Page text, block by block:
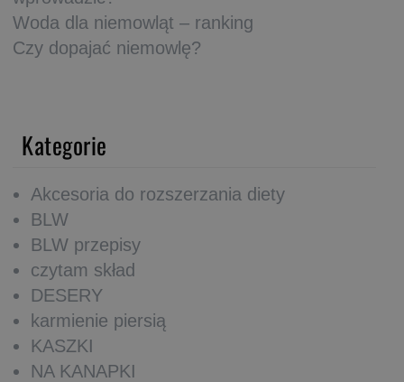
Woda dla niemowląt – ranking
Czy dopajać niemowlę?
Kategorie
Akcesoria do rozszerzania diety
BLW
BLW przepisy
czytam skład
DESERY
karmienie piersią
KASZKI
NA KANAPKI